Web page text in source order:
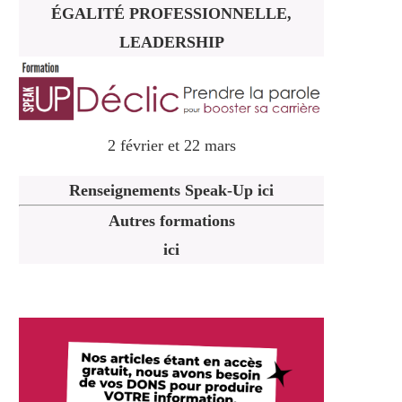
ÉGALITÉ PROFESSIONNELLE,
LEADERSHIP
2 février et 22 mars
Renseignements Speak-Up ici
Autres formations
ici